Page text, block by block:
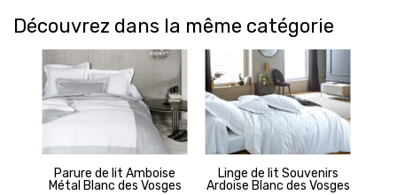
Découvrez dans la même catégorie
Parure de lit Amboise
Métal Blanc des Vosges
Linge de lit Souvenirs
Ardoise Blanc des Vosges